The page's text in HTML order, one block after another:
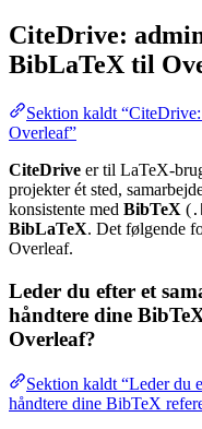
CiteDrive:
BibLaTeX til
Sektion kaldt
Overleaf”
CiteDrive er til LaTeX-
projekter ét sted,
konsistente med BibTeX (
BibLaTeX. Det følgende
Overleaf.
Leder du efter et
håndtere dine
Overleaf?
Sektion kaldt “Leder du
håndtere dine BibTeX